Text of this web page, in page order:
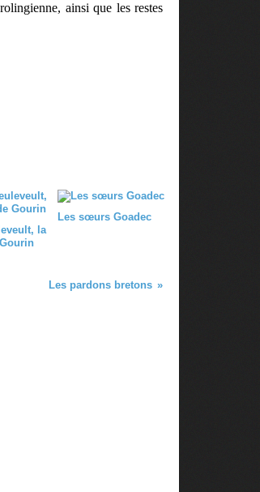
ainsi que les restes
la
Les sœurs Goadec
Les pardons bretons